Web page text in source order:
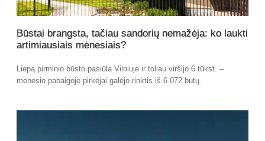
Būstai brangsta, tačiau sandorių nemažėja: ko laukti
artimiausiais mėnesiais?
Liepą pirminio būsto pasiūla Vilniuje ir toliau viršijo 6 tūkst. –
mėnesio pabaigoje pirkėjai galėjo rinktis iš 6 072 butų.